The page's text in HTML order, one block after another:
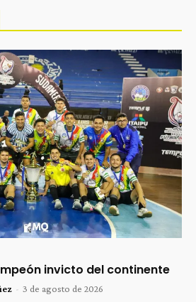
invicto del continente
- 3 de agosto de 2026